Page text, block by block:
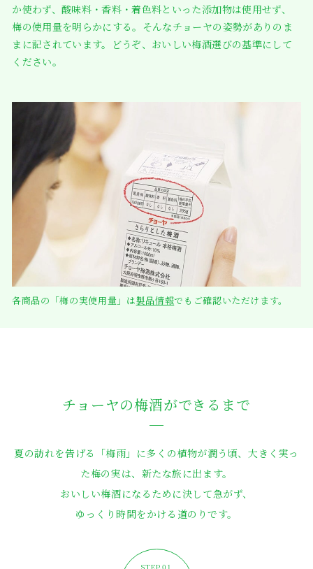
か使わず、酸味料・香料・着色料といった添加物は使用せず、
梅の使用量を明らかにする。そんなチョーヤの姿勢がありのま
まに記されています。どうぞ、おいしい梅酒選びの基準にして
ください。
各商品の「梅の実使用量」は製品情報でもご確認いただけます。
チョーヤの梅酒ができるまで
夏の訪れを告げる「梅雨」に多くの植物が潤う頃、大きく実っ
た梅の実は、新たな旅に出ます。
おいしい梅酒になるために決して急がず、
ゆっくり時間をかける道のりです。